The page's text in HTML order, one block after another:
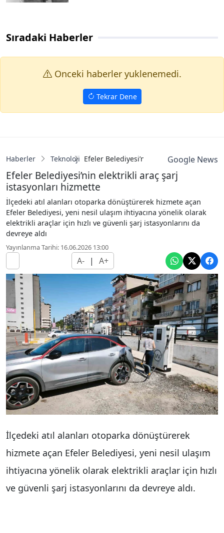
Sıradaki Haberler
Onceki haberler yuklenemedi.
Tekrar Dene
Haberler Teknoloji Efeler Belediyesi’nin elektrikli araç şarj
Google News
Efeler Belediyesi’nin elektrikli araç şarj
istasyonları hizmette
İlçedeki atıl alanları otoparka dönüştürerek hizmete açan
Efeler Belediyesi, yeni nesil ulaşım ihtiyacına yönelik olarak
elektrikli araçlar için hızlı ve güvenli şarj istasyonlarını da
devreye aldı
Yayınlanma Tarihi: 16.06.2026 13:00
A- | A+
İlçedeki atıl alanları otoparka dönüştürerek
hizmete açan Efeler Belediyesi, yeni nesil ulaşım
ihtiyacına yönelik olarak elektrikli araçlar için hızlı
ve güvenli şarj istasyonlarını da devreye aldı.